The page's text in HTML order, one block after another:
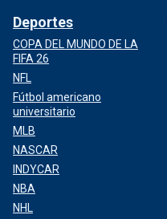
Deportes
COPA DEL MUNDO DE LA
FIFA 26
NFL
Fútbol americano
universitario
MLB
NASCAR
INDYCAR
NBA
NHL